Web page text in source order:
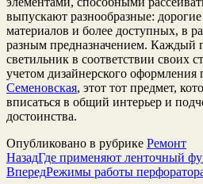
выпускают разнообразные:
материалов и более доступных, в
разным предназначением. Каждый
светильник в соответствии своих
учетом дизайнерского
Семеновская, этот тот предмет,
вписаться в общий интерьер и
достоинства.
Опубликовано в рубрике Ремонт
НазадГде применяют ленточный
ВпередРежимы работы